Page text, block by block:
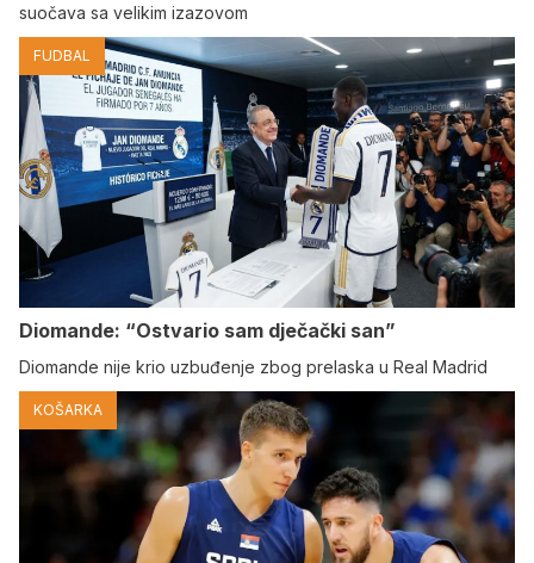
suočava sa velikim izazovom
FUDBAL
Diomande: “Ostvario sam dječački san”
Diomande nije krio uzbuđenje zbog prelaska u Real Madrid
KOŠARKA